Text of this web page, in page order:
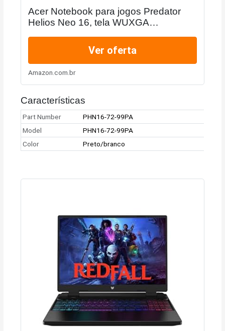
Acer Notebook para jogos Predator
Helios Neo 16, tela WUXGA
Core i9-14900HX, 16 GB de RAM,
SSD de 1 TB, gráficos GeForce...
Ver oferta
Amazon.com.br
Características
Part Number
PHN16-72-99PA
Model
PHN16-72-99PA
Color
Preto/branco